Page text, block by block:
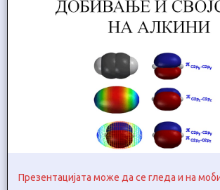
Презентацијата може да се гледа и на